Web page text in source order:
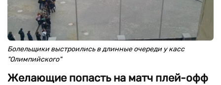
Болельщики выстроились в длинные очереди у касс
"Олимпийского"
Желающие попасть на матч плей-офф